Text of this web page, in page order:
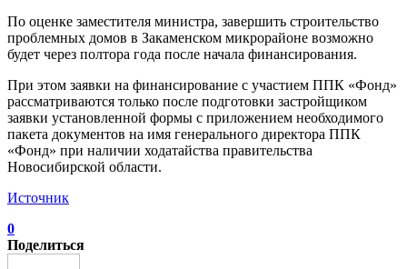
По оценке заместителя министра, завершить строительство
проблемных домов в Закаменском микрорайоне возможно
будет через полтора года после начала финансирования.
При этом заявки на финансирование с участием ППК «Фонд»
рассматриваются только после подготовки застройщиком
заявки установленной формы с приложением необходимого
пакета документов на имя генерального директора ППК
«Фонд» при наличии ходатайства правительства
Новосибирской области.
Источник
0
Поделиться